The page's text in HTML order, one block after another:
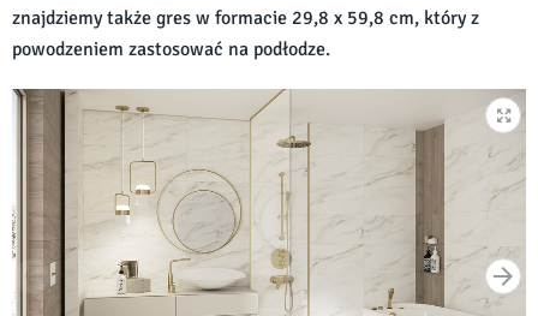
znajdziemy także gres w formacie 29,8 x 59,8 cm, który z
powodzeniem zastosować na podłodze.